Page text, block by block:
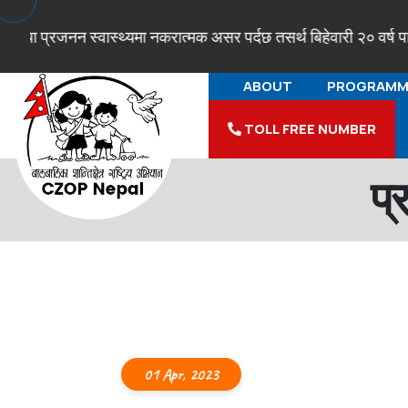
प्रजनन स्वास्थ्यमा नकरात्मक असर पर्दछ तसर्थ बिहेवारी २० वर्ष
ABOUT
TOLL FREE NUMBER
01 Apr, 2023